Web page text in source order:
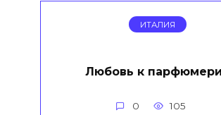
ИТАЛИЯ
Любовь к
0 105